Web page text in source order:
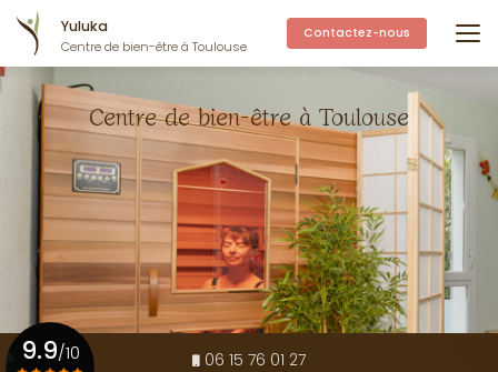
au
contenu
principal
Yuluka
Centre de bien-être à Toulouse
Contactez-nous
Centre de bien-être à Toulouse
06 15 76 01 27
9.9/10